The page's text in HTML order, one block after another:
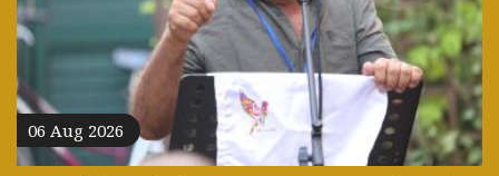
06 Aug 2026